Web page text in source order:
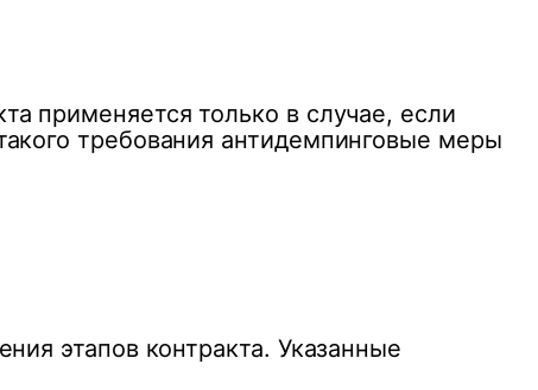
применяется только в случае, если
требования антидемпинговые меры
этапов контракта. Указанные